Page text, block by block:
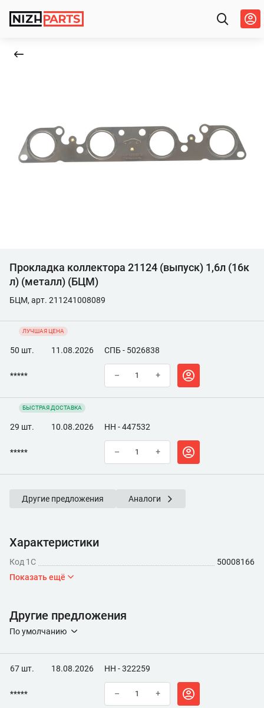
Прокладка коллектора 21124 (выпуск) 1,6л (16к
л) (металл) (БЦМ)
БЦМ, арт. 211241008089
ЛУЧШАЯ ЦЕНА
50 шт. 11.08.2026 СПБ - 5026838
***** – +
БЫСТРАЯ ДОСТАВКА
29 шт. 10.08.2026 НН - 447532
***** – +
Другие предложения Аналоги
Характеристики
Код 1С
50008166
Показать ещё
Другие предложения
По умолчанию
67 шт. 18.08.2026 НН - 322259
***** – +